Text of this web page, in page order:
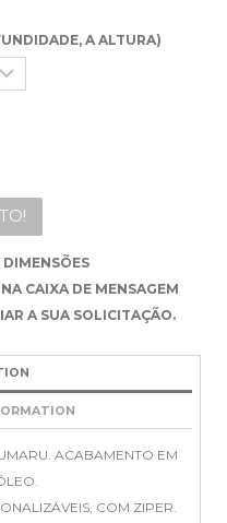
A ALTURA)
DIMENSÕES
CAIXA DE MENSAGEM
A SUA SOLICITAÇÃO.
ACABAMENTO EM
COM ZIPER.